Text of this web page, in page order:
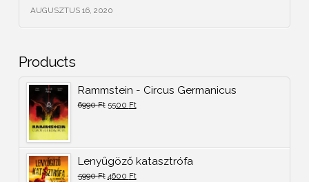
AUGUSZTUS 16, 2020
Products
Rammstein - Circus Germanicus
6990Ft 5500 Ft
Lenyűgöző katasztrófa
5990Ft 4600 Ft